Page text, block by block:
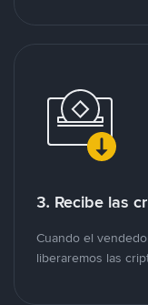
3. Recibe las
Cuando el
liberaremos las